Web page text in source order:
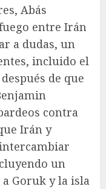
Abás
entre Irán
a dudas, un
incluido el
de que
contra
Irán y
un
Goruk y la isla